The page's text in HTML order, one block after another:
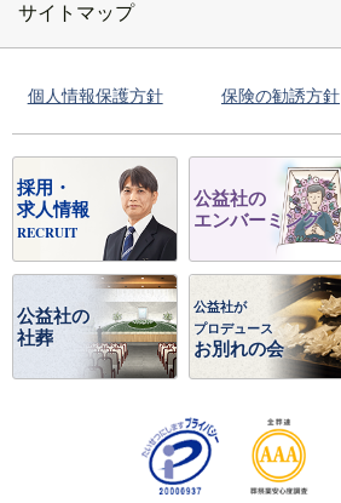
サイトマップ
個人情報保護方針 保険の勧誘方針
採用・
求人情報
RECRUIT
公益社の
エンバーミング
公益社の
社葬
公益社が
プロデュース
お別れの会